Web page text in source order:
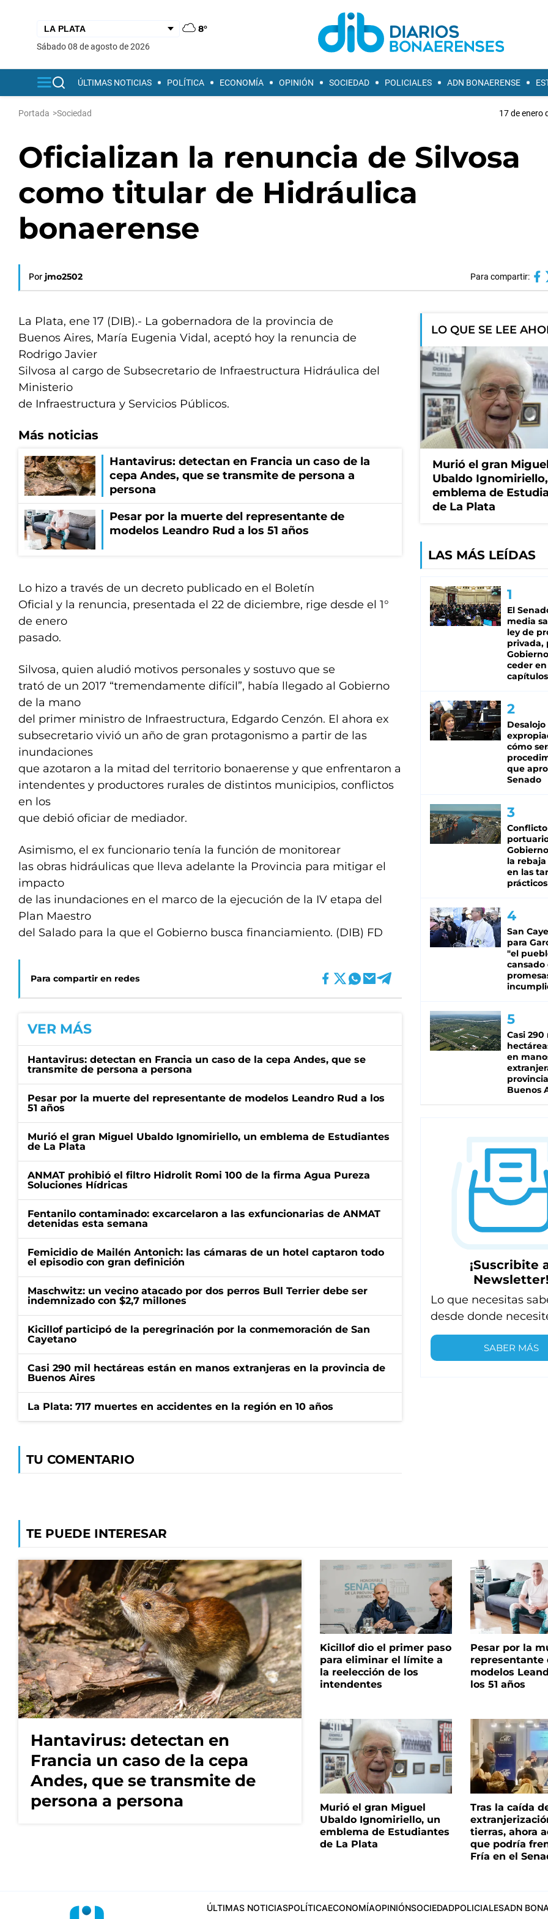
8°
sábado 08 de agosto de 2026
ÚLTIMAS NOTICIAS POLÍTICA ECONOMÍA OPINIÓN SOCIEDAD POLICIALES ADN BONAERENSE
Portada >Sociedad 17 de enero
Oficializan la renuncia de Silvosa
como titular de Hidráulica
bonaerense
Por jmo2502 Para compartir:
La Plata, ene 17 (DIB).- La gobernadora de la provincia de
Buenos Aires, María Eugenia Vidal, aceptó hoy la renuncia de
Rodrigo Javier
Silvosa al cargo de Subsecretario de Infraestructura Hidráulica del
Ministerio
de Infraestructura y Servicios Públicos.
Más noticias
Hantavirus: detectan en Francia un caso de la
cepa Andes, que se transmite de persona a
persona
Pesar por la muerte del representante de
modelos Leandro Rud a los 51 años
Lo hizo a través de un decreto publicado en el Boletín
Oficial y la renuncia, presentada el 22 de diciembre, rige desde el 1°
de enero
pasado.
Silvosa, quien aludió motivos personales y sostuvo que se
trató de un 2017 “tremendamente difícil”, había llegado al Gobierno
de la mano
del primer ministro de Infraestructura, Edgardo Cenzón. El ahora ex
subsecretario vivió un año de gran protagonismo a partir de las
inundaciones
que azotaron a la mitad del territorio bonaerense y que enfrentaron a
intendentes y productores rurales de distintos municipios, conflictos
en los
que debió oficiar de mediador.
Asimismo, el ex funcionario tenía la función de monitorear
las obras hidráulicas que lleva adelante la Provincia para mitigar el
impacto
de las inundaciones en el marco de la ejecución de la IV etapa del
Plan Maestro
del Salado para la que el Gobierno busca financiamiento. (DIB) FD
Para compartir en redes
VER MÁS
Hantavirus: detectan en Francia un caso de la cepa Andes, que se
transmite de persona a persona
Pesar por la muerte del representante de modelos Leandro Rud a los
51 años
Murió el gran Miguel Ubaldo Ignomiriello, un emblema de Estudiantes
de La Plata
ANMAT prohibió el filtro Hidrolit Romi 100 de la firma Agua Pureza
Soluciones Hídricas
Fentanilo contaminado: excarcelaron a las exfuncionarias de ANMAT
detenidas esta semana
Femicidio de Mailén Antonich: las cámaras de un hotel captaron todo
el episodio con gran definición
Maschwitz: un vecino atacado por dos perros Bull Terrier debe ser
indemnizado con $2,7 millones
Kicillof participó de la peregrinación por la conmemoración de San
Cayetano
Casi 290 mil hectáreas están en manos extranjeras en la provincia de
Buenos Aires
La Plata: 717 muertes en accidentes en la región en 10 años
TU COMENTARIO
LO QUE SE LEE
Murió el gran Miguel
Ubaldo
emblema de
de La Plata
LAS MÁS LEÍDAS
El
media
ley de
privada,
ceder
capítulos
cómo
que
Senado
Conflicto
la rebaja
en las
prácticos
San
para
"el
cansado
Casi 290
en
Buenos
¡Suscribite
Newsletter!
Lo que necesitas
desde donde
SABER MÁS
TE PUEDE INTERESAR
Hantavirus: detectan en
Francia un caso de la cepa
Andes, que se transmite de
persona a persona
Kicillof dio el primer paso
para eliminar el límite a
la reelección de los
intendentes
Pesar por la
representante
modelos
los 51 años
Murió el gran Miguel
Ubaldo Ignomiriello, un
emblema de Estudiantes
de La Plata
Tras la caída
tierras, ahora
que podría
Fría en el
ÚLTIMAS NOTICIASPOLÍTICAECONOMÍAOPINIÓNSOCIEDADPOLICIALESADN